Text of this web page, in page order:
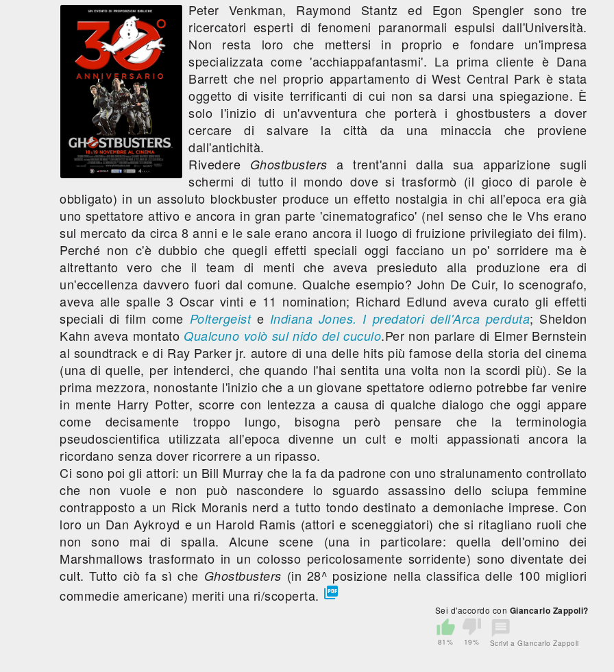
Peter Venkman, Raymond Stantz ed Egon Spengler sono tre
ricercatori esperti di fenomeni paranormali espulsi dall'Università.
Non resta loro che mettersi in proprio e fondare un'impresa
specializzata come 'acchiappafantasmi'. La prima cliente è Dana
Barrett che nel proprio appartamento di West Central Park è stata
oggetto di visite terrificanti di cui non sa darsi una spiegazione. È
solo l'inizio di un'avventura che porterà i ghostbusters a dover
cercare di salvare la città da una minaccia che proviene
dall'antichità.
Rivedere Ghostbusters a trent'anni dalla sua apparizione sugli
schermi di tutto il mondo dove si trasformò (il gioco di parole è
obbligato) in un assoluto blockbuster produce un effetto nostalgia in chi all'epoca era già
uno spettatore attivo e ancora in gran parte 'cinematografico' (nel senso che le Vhs erano
sul mercato da circa 8 anni e le sale erano ancora il luogo di fruizione privilegiato dei film).
Perché non c'è dubbio che quegli effetti speciali oggi facciano un po' sorridere ma è
altrettanto vero che il team di menti che aveva presieduto alla produzione era di
un'eccellenza davvero fuori dal comune. Qualche esempio? John De Cuir, lo scenografo,
aveva alle spalle 3 Oscar vinti e 11 nomination; Richard Edlund aveva curato gli effetti
speciali di film come Poltergeiste Indiana Jones. I predatori dell'Arca perduta; Sheldon
Kahn aveva montato Qualcuno volò sul nido del cuculo.Per non parlare di Elmer Bernstein
al soundtrack e di Ray Parker jr. autore di una delle hits più famose della storia del cinema
(una di quelle, per intenderci, che quando l'hai sentita una volta non la scordi più). Se la
prima mezzora, nonostante l'inizio che a un giovane spettatore odierno potrebbe far venire
in mente Harry Potter, scorre con lentezza a causa di qualche dialogo che oggi appare
come decisamente troppo lungo, bisogna però pensare che la terminologia
pseudoscientifica utilizzata all'epoca divenne un cult e molti appassionati ancora la
ricordano senza dover ricorrere a un ripasso.
Ci sono poi gli attori: un Bill Murray che la fa da padrone con uno stralunamento controllato
che non vuole e non può nascondere lo sguardo assassino dello sciupa femmine
contrapposto a un Rick Moranis nerd a tutto tondo destinato a demoniache imprese. Con
loro un Dan Aykroyd e un Harold Ramis (attori e sceneggiatori) che si ritagliano ruoli che
non sono mai di spalla. Alcune scene (una in particolare: quella dell'omino dei
Marshmallows trasformato in un colosso pericolosamente sorridente) sono diventate dei
cult. Tutto ciò fa sì che Ghostbusters (in 28^ posizione nella classifica delle 100 migliori
commedie americane) meriti una ri/scoperta. 
Sei d'accordo con Giancarlo Zappoli?
81% 19% Scrivi a Giancarlo Zappoli